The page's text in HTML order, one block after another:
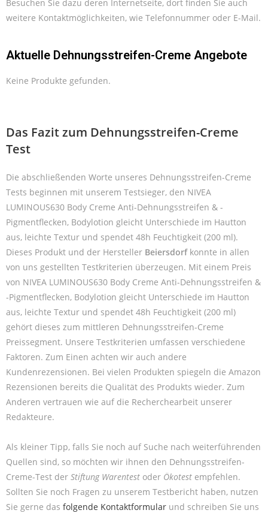
Besuchen Sie dazu deren Internetseite, dort finden Sie auch
weitere Kontaktmöglichkeiten, wie Telefonnummer oder E-Mail.
Aktuelle Dehnungsstreifen-Creme Angebote
Keine Produkte gefunden.
Das Fazit zum Dehnungsstreifen-Creme
Test
Die abschließenden Worte unseres Dehnungsstreifen-Creme
Tests beginnen mit unserem Testsieger, den NIVEA
LUMINOUS630 Body Creme Anti-Dehnungsstreifen & -
Pigmentflecken, Bodylotion gleicht Unterschiede im Hautton
aus, leichte Textur und spendet 48h Feuchtigkeit (200 ml).
Dieses Produkt und der Hersteller Beiersdorfkonnte in allen
von uns gestellten Testkriterien überzeugen. Mit einem Preis
von NIVEA LUMINOUS630 Body Creme Anti-Dehnungsstreifen &
-Pigmentflecken, Bodylotion gleicht Unterschiede im Hautton
aus, leichte Textur und spendet 48h Feuchtigkeit (200 ml)
gehört dieses zum mittleren Dehnungsstreifen-Creme
Preissegment. Unsere Testkriterien umfassen verschiedene
Faktoren. Zum Einen achten wir auch andere
Kundenrezensionen. Bei vielen Produkten spiegeln die Amazon
Rezensionen bereits die Qualität des Produkts wieder. Zum
Anderen vertrauen wie auf die Recherchearbeit unserer
Redakteure.
Als kleiner Tipp, falls Sie noch auf Suche nach weiterführenden
Quellen sind, so möchten wir ihnen den Dehnungsstreifen-
Creme-Test der Stiftung Warentest oder Ökotest empfehlen.
Sollten Sie noch Fragen zu unserem Testbericht haben, nutzen
Sie gerne das folgende Kontaktformular und schreiben Sie uns